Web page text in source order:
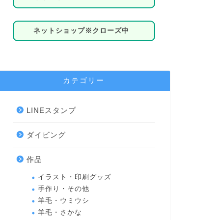
ネットショップ※クローズ中
カテゴリー
LINEスタンプ
ダイビング
作品
イラスト・印刷グッズ
手作り・その他
羊毛・ウミウシ
羊毛・さかな